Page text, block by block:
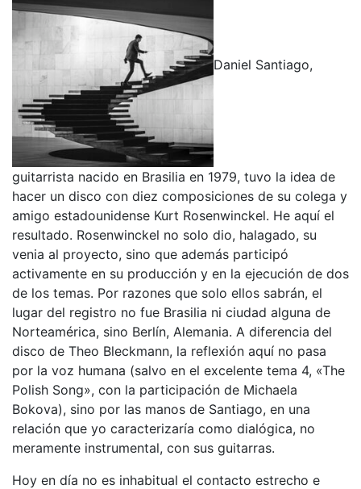
Daniel Santiago,
guitarrista nacido en Brasilia en 1979, tuvo la idea de
hacer un disco con diez composiciones de su colega y
amigo estadounidense Kurt Rosenwinckel. He aquí el
resultado. Rosenwinckel no solo dio, halagado, su
venia al proyecto, sino que además participó
activamente en su producción y en la ejecución de dos
de los temas. Por razones que solo ellos sabrán, el
lugar del registro no fue Brasilia ni ciudad alguna de
Norteamérica, sino Berlín, Alemania. A diferencia del
disco de Theo Bleckmann, la reflexión aquí no pasa
por la voz humana (salvo en el excelente tema 4, «The
Polish Song», con la participación de Michaela
Bokova), sino por las manos de Santiago, en una
relación que yo caracterizaría como dialógica, no
meramente instrumental, con sus guitarras.
Hoy en día no es inhabitual el contacto estrecho e